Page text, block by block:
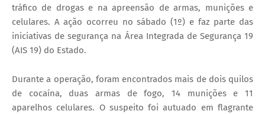
tráfico de drogas e na apreensão de armas, munições e
celulares. A ação ocorreu no sábado (1º) e faz parte das
iniciativas de segurança na Área Integrada de Segurança 19
(AIS 19) do Estado.
Durante a operação, foram encontrados mais de dois quilos
de cocaína, duas armas de fogo, 14 munições e 11
aparelhos celulares. O suspeito foi autuado em flagrante